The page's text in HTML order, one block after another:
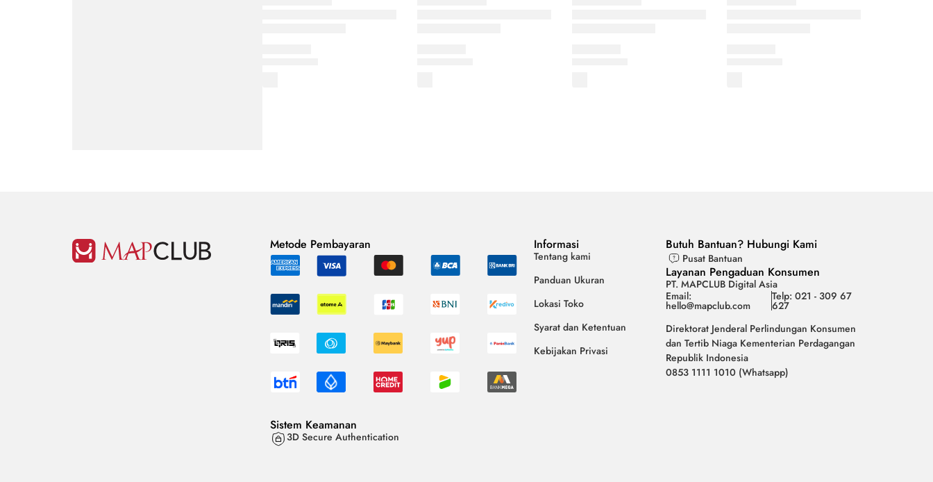
Metode Pembayaran
Sistem Keamanan
3D Secure Authentication
Informasi
Tentang kami
Panduan Ukuran
Lokasi Toko
Syarat dan Ketentuan
Kebijakan Privasi
Butuh Bantuan? Hubungi Kami
Pusat Bantuan
Layanan Pengaduan Konsumen
PT. MAPCLUB Digital Asia
Email:
hello@mapclub.com
Telp: 021 - 309 67
627
Direktorat Jenderal Perlindungan Konsumen
dan Tertib Niaga Kementerian Perdagangan
Republik Indonesia
0853 1111 1010 (Whatsapp)